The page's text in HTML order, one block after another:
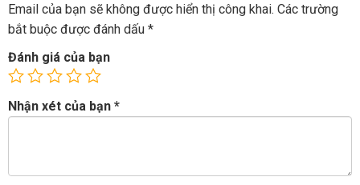
Email của bạn sẽ không được hiển thị công khai. Các trường
bắt buộc được đánh dấu *
Đánh giá của bạn
Nhận xét của bạn *